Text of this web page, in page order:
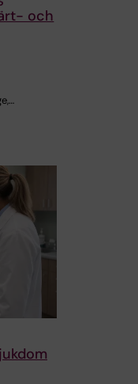
och